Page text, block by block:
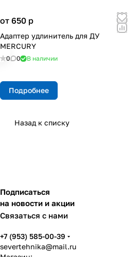
от 650 p
Адаптер удлинитель для ДУ
МERCURY
0 0 В наличии
Подробнее
Назад к списку
Подписаться
на новости и акции
Связаться с нами
+7 (953) 585-00-39
severtehnika@mail.ru